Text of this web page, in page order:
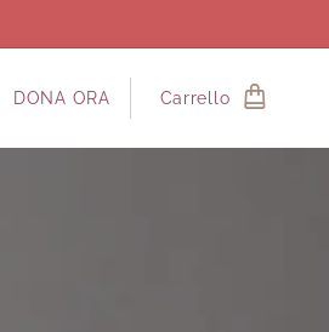
DONA ORA Carrello